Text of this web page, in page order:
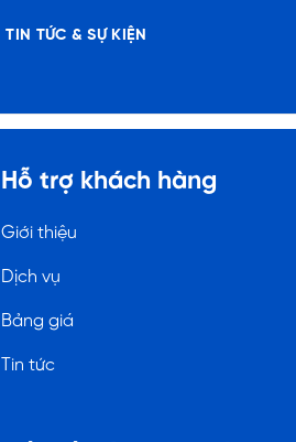
TIN TỨC & SỰ KIỆN
Hỗ trợ khách hàng
Giới thiệu
Dịch vụ
Bảng giá
Tin tức